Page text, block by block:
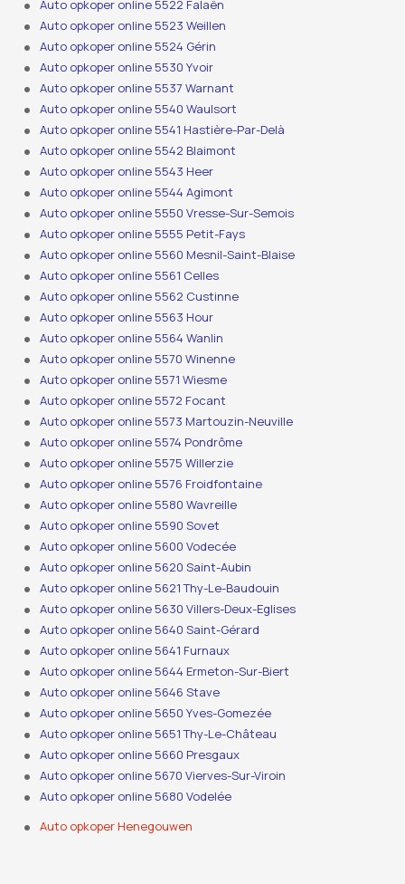
Auto opkoper online 5522 Falaën
Auto opkoper online 5523 Weillen
Auto opkoper online 5524 Gérin
Auto opkoper online 5530 Yvoir
Auto opkoper online 5537 Warnant
Auto opkoper online 5540 Waulsort
Auto opkoper online 5541 Hastière-Par-Delà
Auto opkoper online 5542 Blaimont
Auto opkoper online 5543 Heer
Auto opkoper online 5544 Agimont
Auto opkoper online 5550 Vresse-Sur-Semois
Auto opkoper online 5555 Petit-Fays
Auto opkoper online 5560 Mesnil-Saint-Blaise
Auto opkoper online 5561 Celles
Auto opkoper online 5562 Custinne
Auto opkoper online 5563 Hour
Auto opkoper online 5564 Wanlin
Auto opkoper online 5570 Winenne
Auto opkoper online 5571 Wiesme
Auto opkoper online 5572 Focant
Auto opkoper online 5573 Martouzin-Neuville
Auto opkoper online 5574 Pondrôme
Auto opkoper online 5575 Willerzie
Auto opkoper online 5576 Froidfontaine
Auto opkoper online 5580 Wavreille
Auto opkoper online 5590 Sovet
Auto opkoper online 5600 Vodecée
Auto opkoper online 5620 Saint-Aubin
Auto opkoper online 5621 Thy-Le-Baudouin
Auto opkoper online 5630 Villers-Deux-Eglises
Auto opkoper online 5640 Saint-Gérard
Auto opkoper online 5641 Furnaux
Auto opkoper online 5644 Ermeton-Sur-Biert
Auto opkoper online 5646 Stave
Auto opkoper online 5650 Yves-Gomezée
Auto opkoper online 5651 Thy-Le-Château
Auto opkoper online 5660 Presgaux
Auto opkoper online 5670 Vierves-Sur-Viroin
Auto opkoper online 5680 Vodelée
Auto opkoper Henegouwen